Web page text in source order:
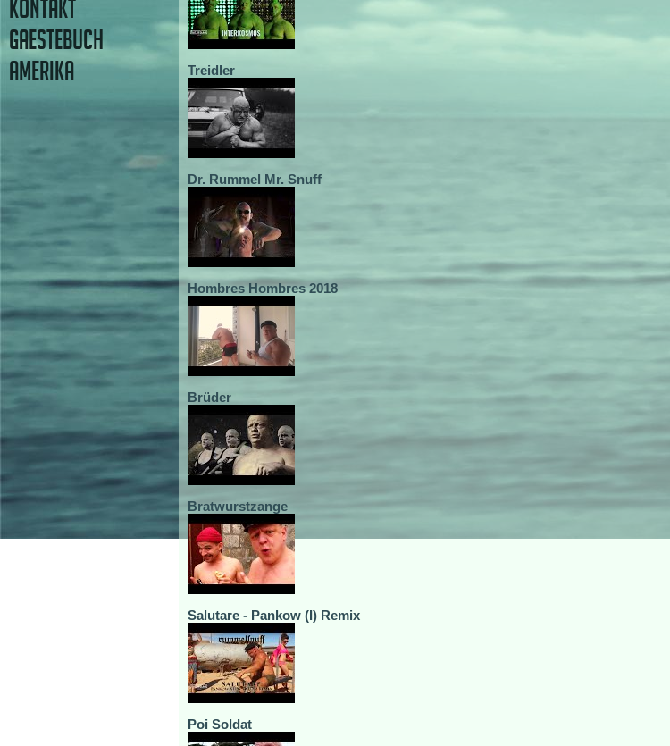
Treidler
Dr. Rummel Mr. Snuff
Hombres Hombres 2018
Brüder
Bratwurstzange
Salutare - Pankow (I) Remix
Poi Soldat
KONTAKT
GAESTEBUCH
AMERIKA